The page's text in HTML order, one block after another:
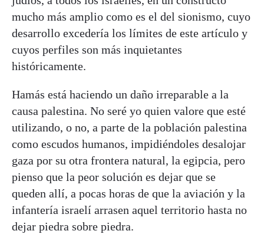
mucho más amplio como es el del sionismo, cuyo
desarrollo excedería los límites de este artículo y
cuyos perfiles son más inquietantes
históricamente.
Hamás está haciendo un daño irreparable a la
causa palestina. No seré yo quien valore que esté
utilizando, o no, a parte de la población palestina
como escudos humanos, impidiéndoles desalojar
gaza por su otra frontera natural, la egipcia, pero
pienso que la peor solución es dejar que se
queden allí, a pocas horas de que la aviación y la
infantería israelí arrasen aquel territorio hasta no
dejar piedra sobre piedra.